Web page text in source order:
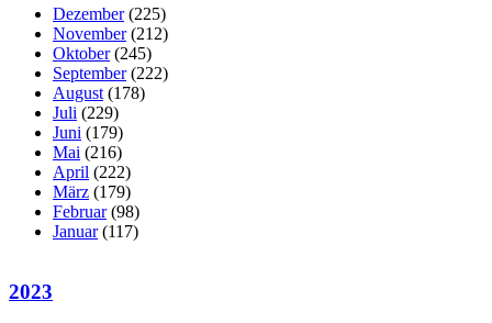
Dezember (225)
November (212)
Oktober (245)
September (222)
August (178)
Juli (229)
Juni (179)
Mai (216)
April (222)
März (179)
Februar (98)
Januar (117)
2023